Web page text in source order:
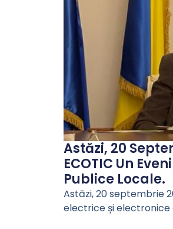
Astăzi, 20
ECOTIC Un
Publice Locale.
Astăzi, 20 septembrie
electrice și